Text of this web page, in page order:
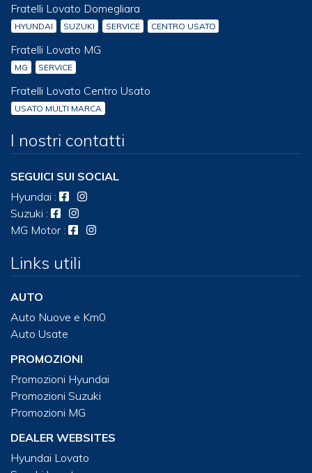
Fratelli Lovato Domegliara
HYUNDAI SUZUKI SERVICE CENTRO USATO
Fratelli Lovato MG
MG SERVICE
Fratelli Lovato Centro Usato
USATO MULTI MARCA
I nostri contatti
SEGUICI SUI SOCIAL
Hyundai :
Suzuki :
MG Motor :
Links utili
AUTO
Auto Nuove e Km0
Auto Usate
PROMOZIONI
Promozioni Hyundai
Promozioni Suzuki
Promozioni MG
DEALER WEBSITES
Hyundai Lovato